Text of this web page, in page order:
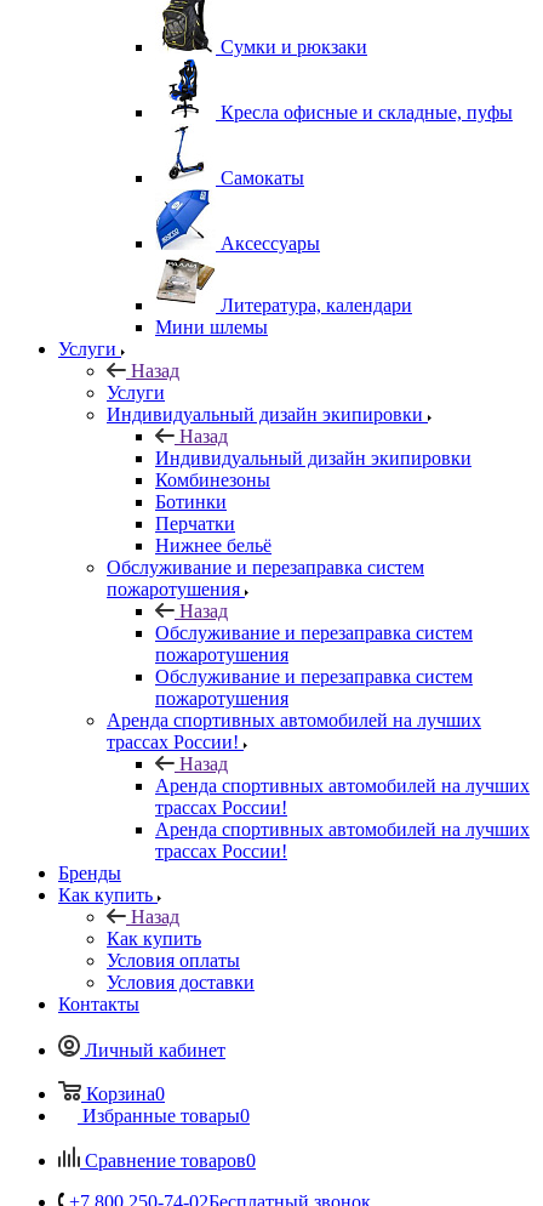
Сумки и рюкзаки
Кресла офисные и складные, пуфы
Самокаты
Аксессуары
Литература, календари
Мини шлемы
Услуги
Назад
Услуги
Индивидуальный дизайн экипировки
Назад
Индивидуальный дизайн экипировки
Комбинезоны
Ботинки
Перчатки
Нижнее бельё
Обслуживание и перезаправка систем
пожаротушения
Назад
Обслуживание и перезаправка систем
пожаротушения
Обслуживание и перезаправка систем
пожаротушения
Аренда спортивных автомобилей на лучших
трассах России!
Назад
Аренда спортивных автомобилей на лучших
трассах России!
Аренда спортивных автомобилей на лучших
трассах России!
Бренды
Как купить
Назад
Как купить
Условия оплаты
Условия доставки
Контакты
Личный кабинет
Корзина0
Избранные товары0
Сравнение товаров0
+7 800 250-74-02Бесплатный звонок